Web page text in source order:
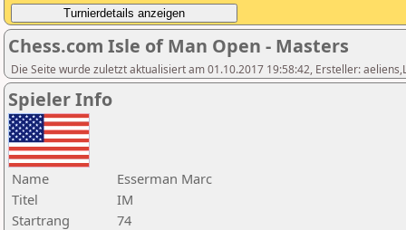
Chess.com Isle of Man Open - Masters
Die Seite wurde zuletzt aktualisiert am 01.10.2017 19:58:42, Ersteller:
Spieler Info
Name
Esserman Marc
Titel
IM
Startrang
74